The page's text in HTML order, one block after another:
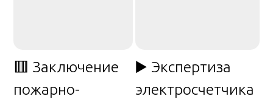
🟥 Заключение
пожарно-
▶️ Экспертиза
электросчетчика